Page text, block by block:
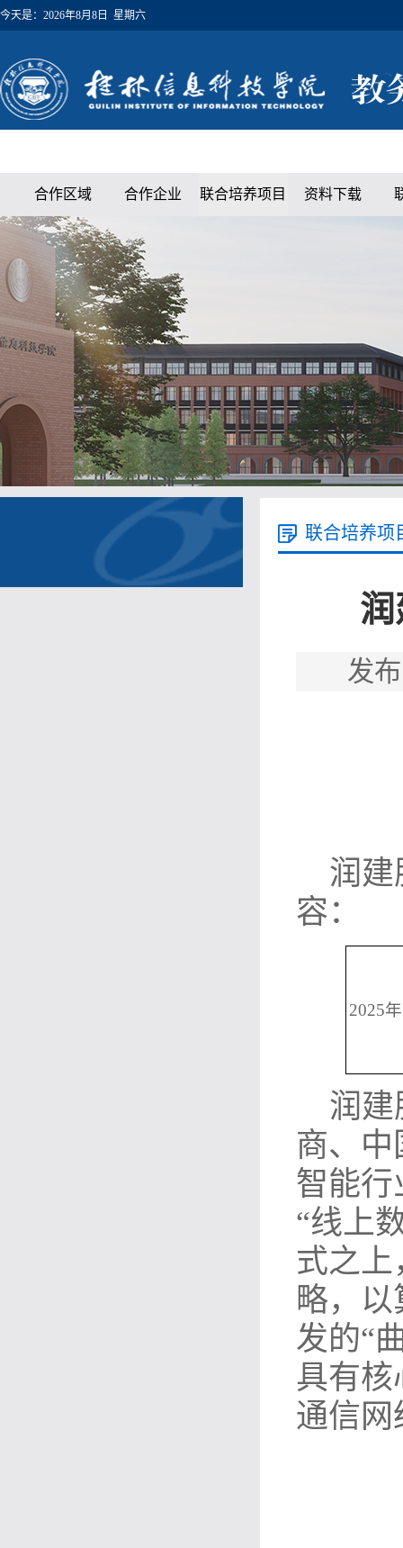
今天是： 2026年8月8日 星期六
合作区域 合作企业 联合培养项目 资料下载
联合培养项
润
发
润建
容：
2025
润建
商、
智能行
“线上
式之
略，
发的“
具有
通信网